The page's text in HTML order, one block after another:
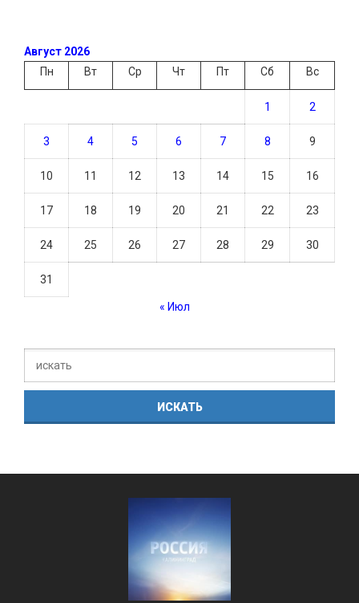
Август 2026
Пн
Вт Ср Чт Пт Сб Вс
1 2
3 4 5 6 7 8 9
10 11 12 13 14 15 16
17 18 19 20 21 22 23
24 25 26 27 28 29 30
31
« Июл